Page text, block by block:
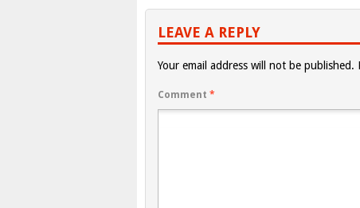
LEAVE A REPLY
Your email address will not be published.
Comment *